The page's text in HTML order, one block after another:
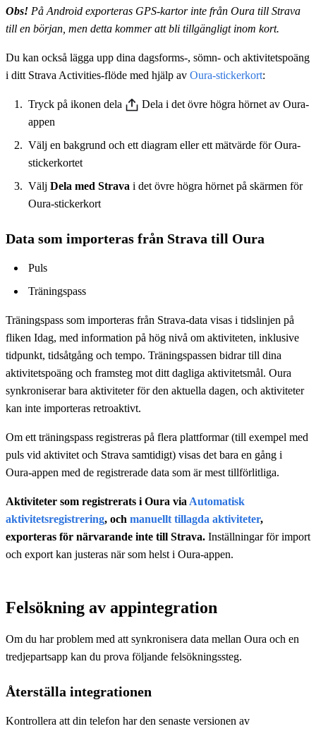
Obs! På Android exporteras GPS-kartor inte från Oura till Strava
till en början, men detta kommer att bli tillgängligt inom kort.
Du kan också lägga upp dina dagsforms-, sömn- och aktivitetspoäng
i ditt Strava Activities-flöde med hjälp av Oura-stickerkort:
Tryck på ikonen dela
Dela i det övre högra hörnet av Oura-
appen
Välj en bakgrund och ett diagram eller ett mätvärde för Oura-
stickerkortet
Välj Dela med Strava i det övre högra hörnet på skärmen för
Oura-stickerkort
Data som importeras från Strava till Oura
Puls
Träningspass
Träningspass som importeras från Strava-data visas i tidslinjen på
fliken Idag, med information på hög nivå om aktiviteten, inklusive
tidpunkt, tidsåtgång och tempo. Träningspassen bidrar till dina
aktivitetspoäng och framsteg mot ditt dagliga aktivitetsmål. Oura
synkroniserar bara aktiviteter för den aktuella dagen, och aktiviteter
kan inte importeras retroaktivt.
Om ett träningspass registreras på flera plattformar (till exempel med
puls vid aktivitet och Strava samtidigt) visas det bara en gång i
Oura-appen med de registrerade data som är mest tillförlitliga.
Aktiviteter som registrerats i Oura via Automatisk
aktivitetsregistrering, och manuellt tillagda aktiviteter,
exporteras för närvarande inte till Strava. Inställningar för import
och export kan justeras när som helst i Oura-appen.
Felsökning av appintegration
Om du har problem med att synkronisera data mellan Oura och en
tredjepartsapp kan du prova följande felsökningssteg.
Återställa integrationen
Kontrollera att din telefon har den senaste versionen av